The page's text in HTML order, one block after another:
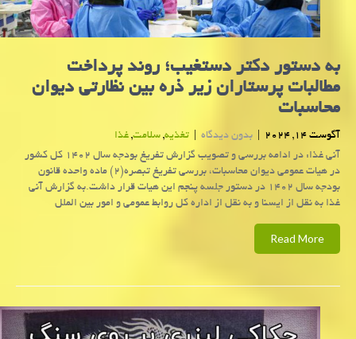
به دستور دكتر دستغیب؛ روند پرداخت
مطالبات پرستاران زیر ذره بین نظارتی دیوان
محاسبات
آگوست 14, 2024 | بدون دیدگاه | تغذیه,سلامت,غذا
آنی غذا: در ادامه بررسی و تصویب گزارش تفریغ بودجه سال ۱۴۰۲ کل کشور
در هیات عمومی دیوان محاسبات، بررسی تفریغ تبصره(۲) ماده واحده قانون
بودجه سال ۱۴۰۲ در دستور جلسه پنجم این هیات قرار داشت.به گزارش آنی
غذا به نقل از ایسنا و به نقل از اداره کل روابط عمومی و امور بین الملل
Read More